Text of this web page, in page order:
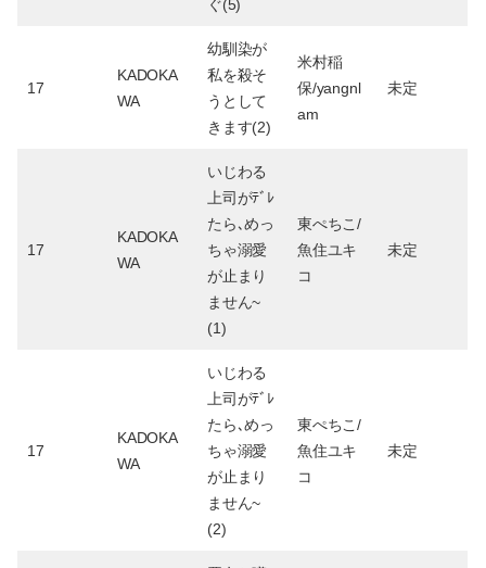
ぐ(5)
17
KADOKA
WA
幼馴染が
私を殺そ
うとして
きます(2)
米村稲
保/yangnl
am
未定
17
KADOKA
WA
いじわる
上司がﾃﾞﾚ
たら､めっ
ちゃ溺愛
が止まり
ません~
(1)
東ぺちこ/
魚住ユキ
コ
未定
17
KADOKA
WA
いじわる
上司がﾃﾞﾚ
たら､めっ
ちゃ溺愛
が止まり
ません~
(2)
東ぺちこ/
魚住ユキ
コ
未定